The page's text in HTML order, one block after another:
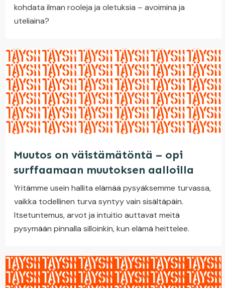
kohdata ilman rooleja ja oletuksia – avoimina ja
uteliaina?
Muutos on väistämätöntä – opi
surffaamaan muutoksen aalloilla
Yritämme usein hallita elämää pysyäksemme turvassa,
vaikka todellinen turva syntyy vain sisältäpäin.
Itsetuntemus, arvot ja intuitio auttavat meitä
pysymään pinnalla silloinkin, kun elämä heittelee.